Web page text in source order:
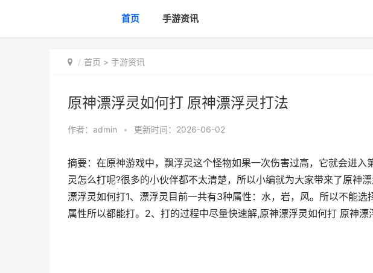
首页 手游资讯
首页 > 手游资讯
原神漂浮灵如何打 原神漂浮灵打法
作者： admin • 更新时间：2026-06-02
摘要：在原神游戏中，飘浮灵这个怪物如果一次伤害过高，它就会进入
灵怎么打呢?很多的小伙伴都不太清楚，所以小编就为大家带来了原神
漂浮灵如何打1、漂浮灵目前一共有3种属性：水，岩，风。所以不能
属性所以都能打。2、打的过程中尽量快速解,原神漂浮灵如何打 原神漂